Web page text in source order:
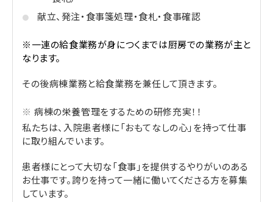
献立、発注・食事箋処理・食札・食事確認
※一連の給食業務が身につくまでは厨房での業務が主と
なります。
その後病棟業務と給食業務を兼任して頂きます。
病棟の栄養管理をするための研修充実！！
私たちは、入院患者様に「おもてなしの心」を持って仕事
に取り組んでいます。
患者様にとって大切な「食事」を提供するやりがいのある
お仕事です。誇りを持って一緒に働いてくださる方を募集
しています。